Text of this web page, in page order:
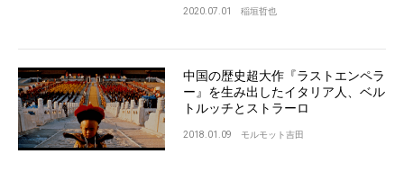
2020.07.01 稲垣哲也
中国の歴史超大作『ラストエンペラ
ー』を生み出したイタリア人、ベル
トルッチとストラーロ
2018.01.09 モルモット吉田